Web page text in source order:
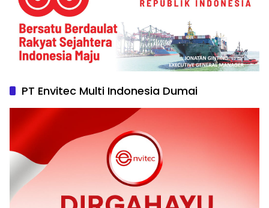
PT Envitec Multi Indonesia Dumai